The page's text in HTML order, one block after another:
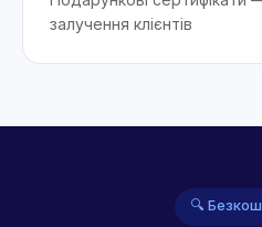
залучення клієнтів
🔍